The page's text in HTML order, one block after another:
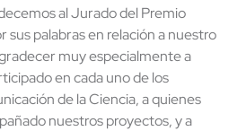
al Jurado del Premio
sus palabras en relación a nuestro
muy especialmente a
en cada uno de los
de la Ciencia, a quienes
nuestros proyectos, y a